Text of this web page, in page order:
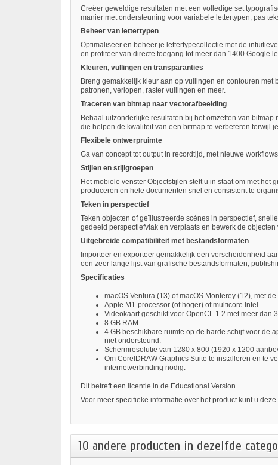
Creëer geweldige resultaten met een volledige set
manier met ondersteuning voor variabele lettertypen, pas
Beheer van lettertypen
Optimaliseer en beheer je lettertypecollectie met de
en profiteer van directe toegang tot meer dan 1400 Google
Kleuren, vullingen en transparanties
Breng gemakkelijk kleur aan op vullingen en contouren
patronen, verlopen, raster vullingen en meer.
Traceren van bitmap naar vectorafbeelding
Behaal uitzonderlijke resultaten bij het omzetten van
die helpen de kwaliteit van een bitmap te verbeteren terwijl
Flexibele ontwerpruimte
Ga van concept tot output in recordtijd, met nieuwe
Stijlen en stijlgroepen
Het mobiele venster Objectstijlen stelt u in staat om met
produceren en hele documenten snel en consistent te
Teken in perspectief
Teken objecten of geïllustreerde scènes in perspectief,
gedeeld perspectiefvlak en verplaats en bewerk de
Uitgebreide compatibiliteit met bestandsformaten
Importeer en exporteer gemakkelijk een verscheidenheid
een zeer lange lijst van grafische bestandsformaten,
Specificaties
macOS Ventura (13) of macOS Monterey (12), met
Apple M1-processor (of hoger) of multicore Intel
Videokaart geschikt voor OpenCL 1.2 met meer dan
8 GB RAM
4 GB beschikbare ruimte op de harde schijf voor de
niet ondersteund.
Schermresolutie van 1280 x 800 (1920 x 1200
Om CorelDRAW Graphics Suite te installeren en te
internetverbinding nodig.
Dit betreft een licentie in de Educational Version
Voor meer specifieke informatie over het product kunt u
10 andere producten in dezelfde